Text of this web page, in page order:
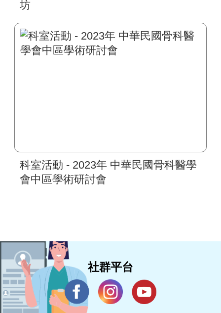
坊
科室活動 - 2023年 中華民國骨科醫學
會中區學術研討會
社群平台